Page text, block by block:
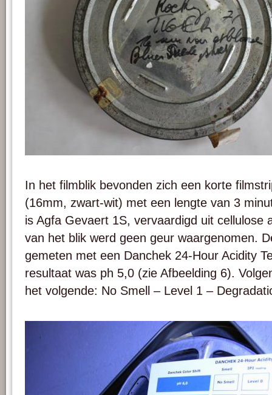
In het filmblik bevonden zich een korte
(16mm, zwart-wit) met een lengte van 3
is Agfa Gevaert 1S, vervaardigd uit cellulose
van het blik werd geen geur waargenomen.
gemeten met een Danchek 24-Hour Acidity
resultaat was ph 5,0 (zie Afbeelding 6).
het volgende: No Smell – Level 1 –